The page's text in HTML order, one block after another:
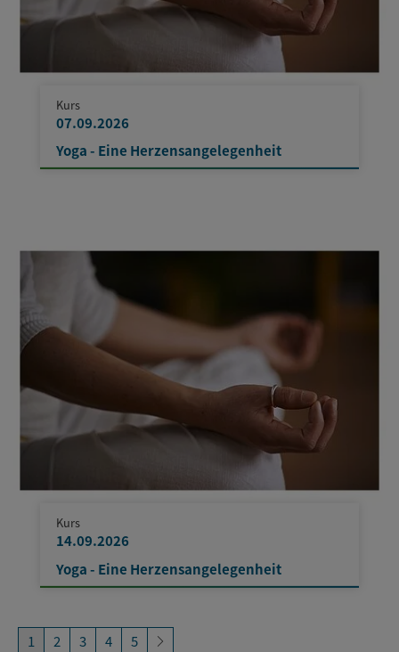
Kurs
07.09.2026
Yoga - Eine Herzensangelegenheit
Kurs
14.09.2026
Yoga - Eine Herzensangelegenheit
1 2 3 4 5